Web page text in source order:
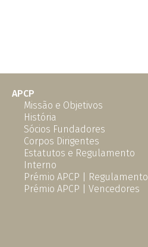
APCP
Missão e Objetivos
História
Sócios Fundadores
Corpos Dirigentes
Estatutos e Regulamento
Interno
Prémio APCP | Regulamento
Prémio APCP | Vencedores